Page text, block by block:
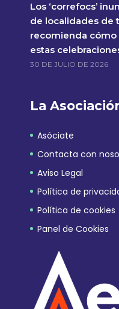
Los ‘correfocs’
de localidades de
recomienda cómo
estas
30 DE JULIO DE 2026
La
Asóciate
Contacta con
Aviso Legal
Política de
Política de cookies
Panel de Cookies